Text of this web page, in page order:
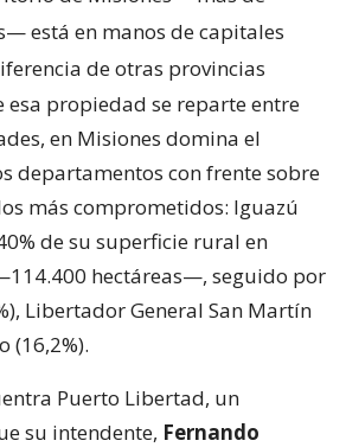
está en manos de capitales
de otras provincias
esa propiedad se reparte entre
en Misiones domina el
departamentos con frente sobre
más comprometidos: Iguazú
de su superficie rural en
hectáreas—, seguido por
Libertador General San Martín
(16,2%).
Puerto Libertad, un
su intendente, Fernando